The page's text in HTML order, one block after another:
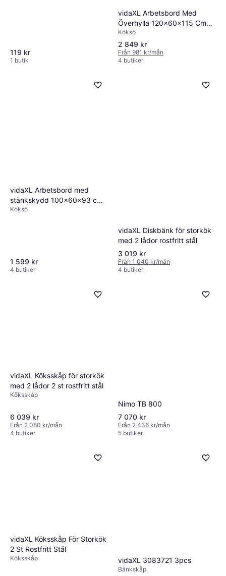
119 kr
1 butik
vidaXL Arbetsbord Med
Överhylla 120x60x115 Cm
Rostfritt Stål
Köksö
2 849 kr
Från 981 kr/mån
4 butiker
vidaXL Arbetsbord med
stänkskydd 100x60x93 cm
rostfritt stål
Köksö
1 599 kr
4 butiker
vidaXL Diskbänk för storkök
med 2 lådor rostfritt stål
3 019 kr
Från 1 040 kr/mån
4 butiker
vidaXL Köksskåp för storkök
med 2 lådor 2 st rostfritt stål
Köksskåp
6 039 kr
Från 2 080 kr/mån
4 butiker
Nimo TB 800
7 070 kr
Från 2 436 kr/mån
5 butiker
vidaXL Köksskåp För Storkök
2 St Rostfritt Stål
Köksskåp vidaXL 3083721 3pcs
Bänkskåp